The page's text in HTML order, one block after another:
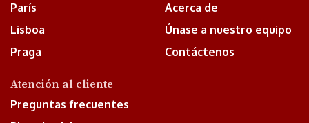
París
Lisboa
Praga
Acerca de
Únase a nuestro equipo
Contáctenos
Atención al cliente
Preguntas frecuentes